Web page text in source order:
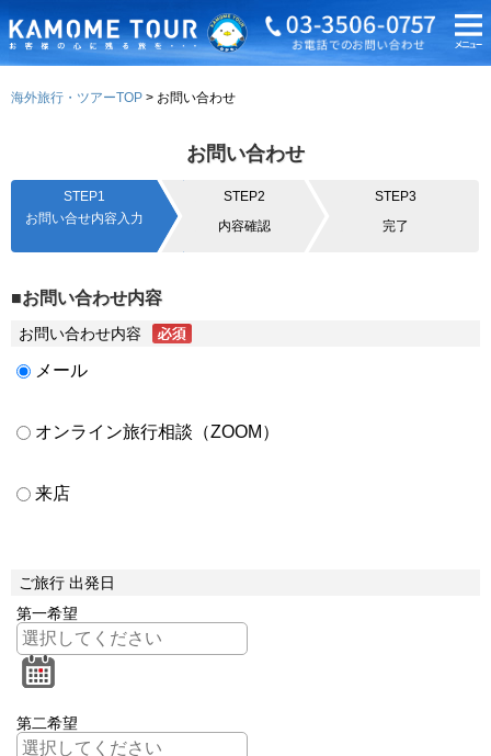
海外旅行・ツアーTOP お問い合わせ
お問い合わせ
STEP1
お問い合せ内容入力
STEP2
内容確認
STEP3
完了
■お問い合わせ内容
お問い合わせ内容
メール
オンライン旅行相談（ZOOM）
来店
ご旅行 出発日
第一希望
第二希望